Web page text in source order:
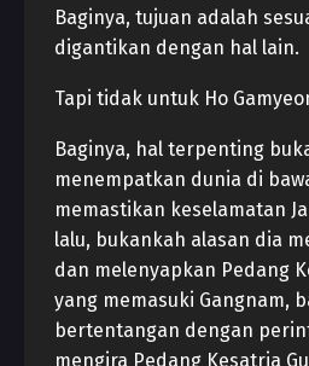
Baginya, tujuan adalah
digantikan dengan hal lain.
Tapi tidak untuk Ho
Baginya, hal terpenting
menempatkan dunia di
memastikan keselamatan
lalu, bukankah alasan dia
dan melenyapkan Pedang
yang memasuki Gangnam,
bertentangan dengan
mengira Pedang Kesatria